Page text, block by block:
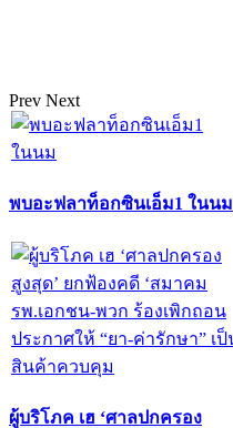
Prev Next
พบอะฟลาท็อกซินเอ็ม1 ในนม
ผู้บริโภค เฮ ‘ศาลปกครอง